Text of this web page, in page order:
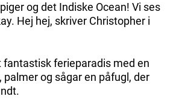
og det Indiske Ocean! Vi ses
Hej hej, skriver Christopher i
fantastisk ferieparadis med en
og sågar en påfugl, der